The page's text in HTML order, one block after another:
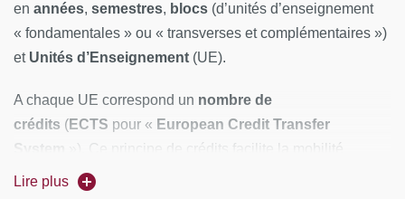
en années, semestres, blocs (d’unités d’enseignement
« fondamentales » ou « transverses et complémentaires »)
et Unités d’Enseignement (UE).
A chaque UE correspond un nombre de
crédits (ECTS pour « European Credit Transfer
System
»). Ce principe de crédits facilite la mobilité
européenne des étudiants, dans le cadre d’accords
Lire plus